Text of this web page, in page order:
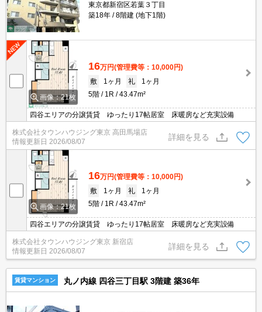
東京都新宿区若葉３丁目
築18年
8階建 (地下1階)
画像：21枚
16万円(管理費等：10,000円)
敷
1ヶ月 礼
1ヶ月
5階
1R 43.47m²
四谷エリアの分譲賃貸 ゆったり17帖居室 床暖房など充実設備
株式会社タウンハウジング東京 高田馬場店
情報更新日 2026/08/07
詳細を見る
画像：21枚
16万円(管理費等：10,000円)
敷
1ヶ月 礼
1ヶ月
5階
1R 43.47m²
四谷エリアの分譲賃貸 ゆったり17帖居室 床暖房など充実設備
株式会社タウンハウジング東京 新宿店
情報更新日 2026/08/07
詳細を見る
賃貸マンション 丸ノ内線 四谷三丁目駅 3階建 築36年